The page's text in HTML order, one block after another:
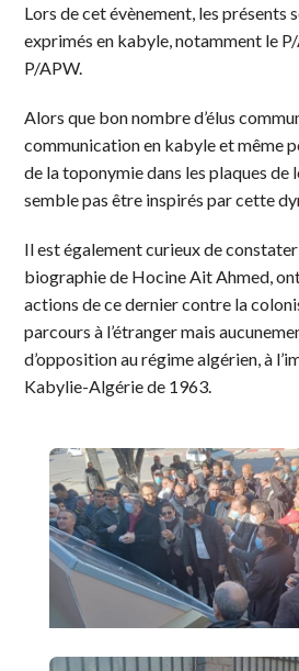
Lors de cet évènement, les présents
exprimés en kabyle, notamment le
P/APW.
Alors que bon nombre d’élus
communication en kabyle et même
de la toponymie dans les plaques de
semble pas être inspirés par cette
Il est également curieux de
biographie de Hocine Ait Ahmed,
actions de ce dernier contre la
parcours à l’étranger mais
d’opposition au régime algérien, à
Kabylie-Algérie de 1963.